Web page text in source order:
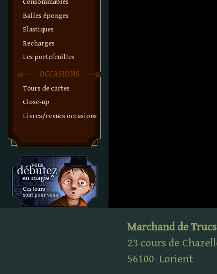
Consommables
Balles éponges
Elastiques
Recharges
Les portefeuilles
OCCASIONS
Tours de cartes
Close-up
Livres/revues occasions
Marchand de Trucs
23 cours de
56100 Lorient